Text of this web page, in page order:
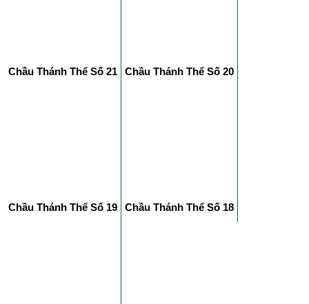
Chầu Thánh Thể Số 21 Chầu Thánh Thể Số 20
Chầu Thánh Thể Số 19 Chầu Thánh Thể Số 18